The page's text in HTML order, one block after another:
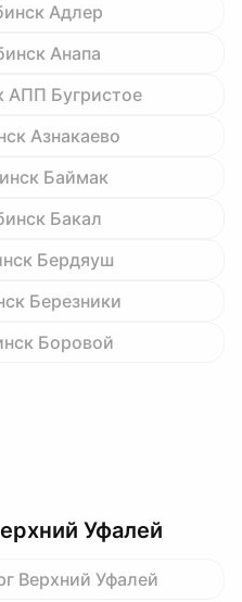
Адлер
Анапа
АПП Бугристое
Азнакаево
Баймак
Бакал
Бердяуш
Березники
Боровой
Уфалей
Верхний Уфалей